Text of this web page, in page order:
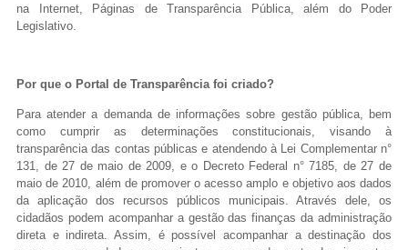
na Internet, Páginas de Transparência Pública, além do Poder
Legislativo.
Por que o Portal de Transparência foi criado?
Para atender a demanda de informações sobre gestão pública, bem
como cumprir as determinações constitucionais, visando à
transparência das contas públicas e atendendo à Lei Complementar n°
131, de 27 de maio de 2009, e o Decreto Federal n° 7185, de 27 de
maio de 2010, além de promover o acesso amplo e objetivo aos dados
da aplicação dos recursos públicos municipais. Através dele, os
cidadãos podem acompanhar a gestão das finanças da administração
direta e indireta. Assim, é possível acompanhar a destinação dos